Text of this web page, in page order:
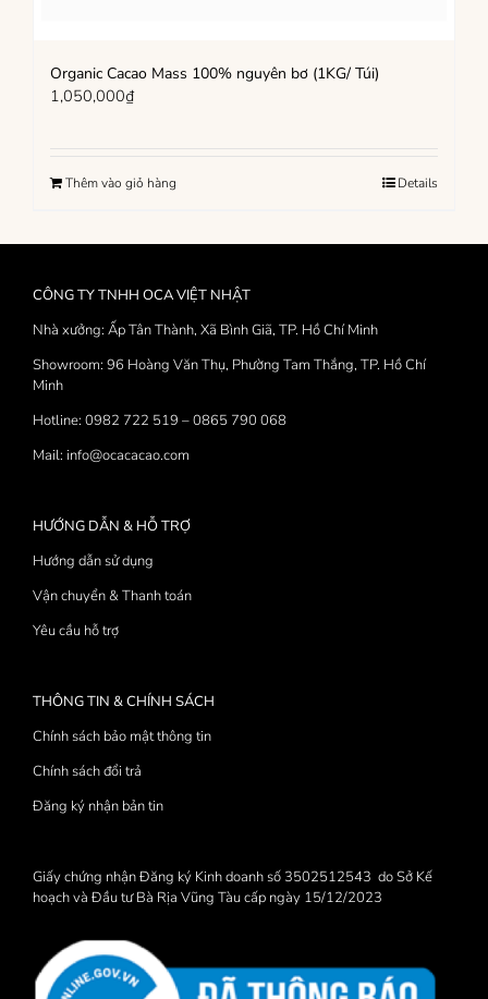
Organic Cacao Mass 100% nguyên bơ (1KG/ Túi)
1,050,000₫
Thêm vào giỏ hàng Details
CÔNG TY TNHH OCA VIỆT NHẬT
Nhà xưởng: Ấp Tân Thành, Xã Bình Giã, TP. Hồ Chí Minh
Showroom: 96 Hoàng Văn Thụ, Phường Tam Thắng, TP. Hồ Chí
Minh
Hotline: 0982 722 519 – 0865 790 068
Mail: info@ocacacao.com
HƯỚNG DẪN & HỖ TRỢ
Hướng dẫn sử dụng
Vận chuyển & Thanh toán
Yêu cầu hỗ trợ
THÔNG TIN & CHÍNH SÁCH
Chính sách bảo mật thông tin
Chính sách đổi trả
Đăng ký nhận bản tin
Giấy chứng nhận Đăng ký Kinh doanh số 3502512543 do Sở Kế
hoạch và Đầu tư Bà Rịa Vũng Tàu cấp ngày 15/12/2023